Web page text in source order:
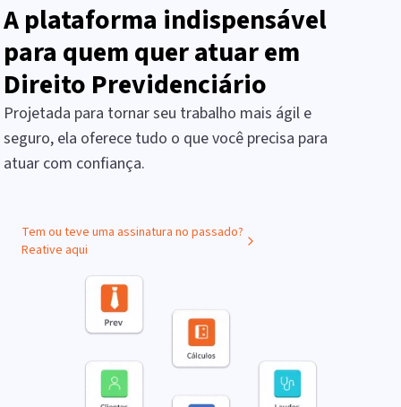
A plataforma indispensável
para quem quer atuar em
Direito Previdenciário
Projetada para tornar seu trabalho mais ágil e
seguro, ela oferece tudo o que você precisa para
atuar com confiança.
Tem ou teve uma assinatura no passado?
Reative aqui